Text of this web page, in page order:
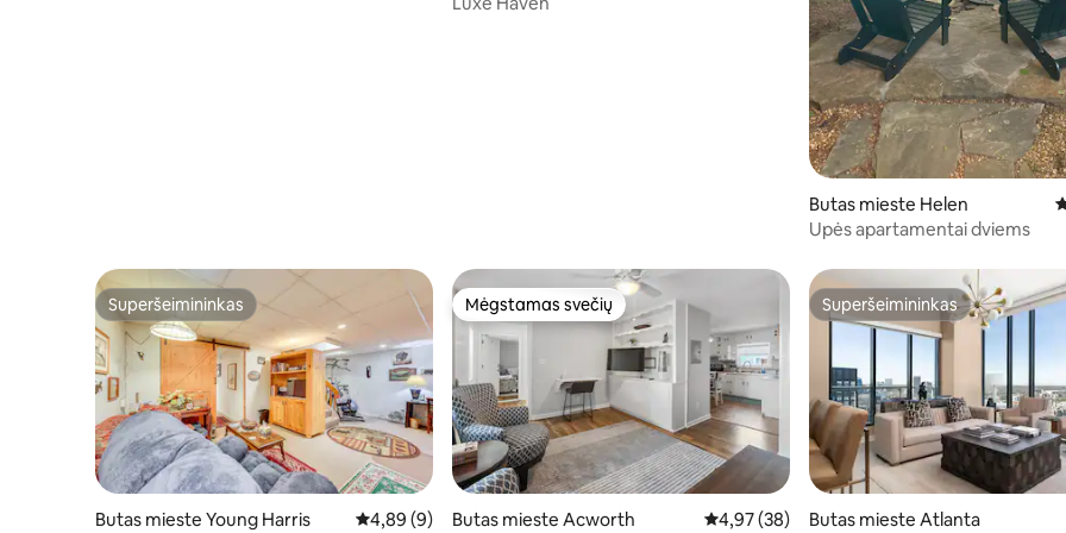
Butas mieste Helen
Upės apartamentai dviems
Superšeimininkas
Superšeimininkas
Butas mieste Young Harris Vidutinis įvertinimas: 4,89 iš 5, atsiliepimų: 9
4,89 (9)
Mėgstamas svečių
Mėgstamas svečių
Butas mieste Acworth Vidutinis įvertinimas: 4,97 iš 5, atsiliepimų: 38
4,97 (38)
Superšeimininkas
Superšeimininkas
Butas mieste Atlanta